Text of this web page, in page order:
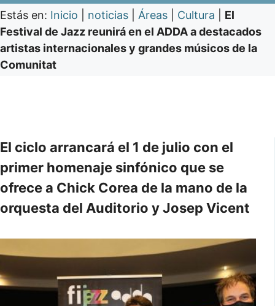
Estás en: Inicio noticias Áreas Cultura
El
Festival de Jazz reunirá en el ADDA a destacados
artistas internacionales y grandes músicos de la
Comunitat
El ciclo arrancará el 1 de julio con el
primer homenaje sinfónico que se
ofrece a Chick Corea de la mano de la
orquesta del Auditorio y Josep Vicent